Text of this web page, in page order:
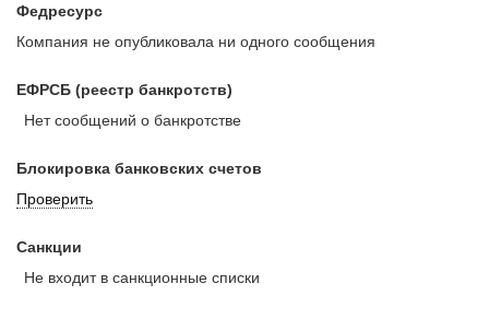
Федресурс
Компания не опубликовала ни одного сообщения
ЕФРСБ (реестр банкротств)
Нет сообщений о банкротстве
Блокировка банковских счетов
Проверить
Санкции
Не входит в санкционные списки